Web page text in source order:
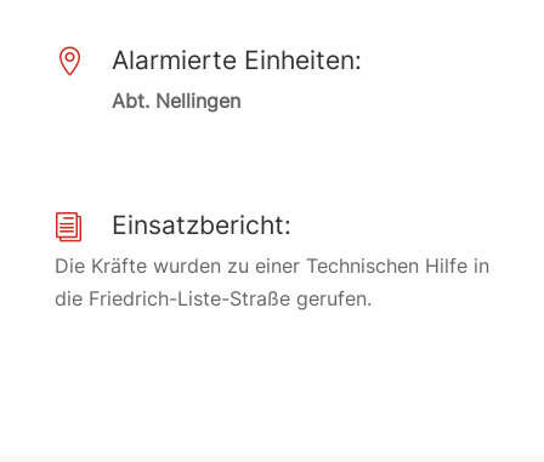
 Alarmierte Einheiten:
Abt. Nellingen
i Einsatzbericht:
Die Kräfte wurden zu einer Technischen Hilfe in
die Friedrich-Liste-Straße gerufen.